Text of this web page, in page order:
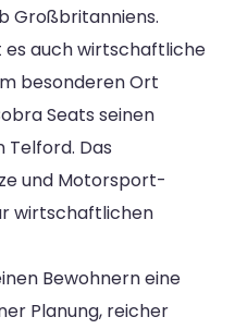
Großbritanniens.
es auch wirtschaftliche
besonderen Ort
Seats seinen
Telford. Das
und Motorsport-
wirtschaftlichen
Bewohnern eine
Planung, reicher